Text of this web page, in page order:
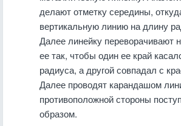
делают отметку середины,
вертикальную линию на длину
Далее линейку переворачивают
ее так, чтобы один ее край
радиуса, а другой совпадал с
Далее проводят карандашом
противоположной стороны
образом.